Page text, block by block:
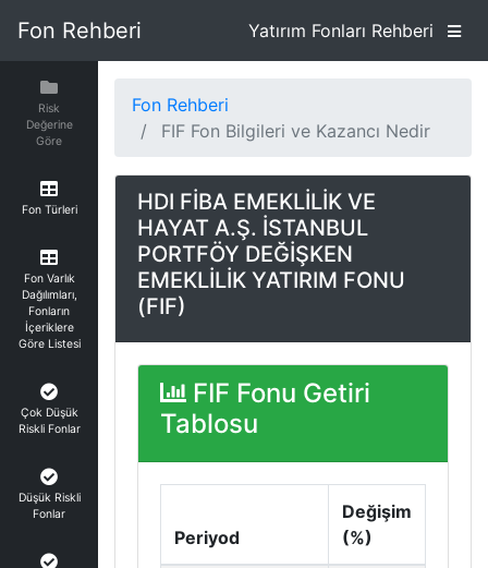
Fon Rehberi Yatırım Fonları Rehberi
Risk
Değerine
Göre
Fon Türleri
Fon Varlık
Dağılımları,
Fonların
İçeriklere
Göre Listesi
Çok Düşük
Riskli Fonlar
Düşük Riskli
Fonlar
Fon Rehberi
FIF Fon Bilgileri ve Kazancı Nedir
HDI FİBA EMEKLİLİK VE
HAYAT A.Ş. İSTANBUL
PORTFÖY DEĞİŞKEN
EMEKLİLİK YATIRIM FONU
(FIF)
FIF Fonu Getiri
Tablosu
Periyod
Değişim
(%)